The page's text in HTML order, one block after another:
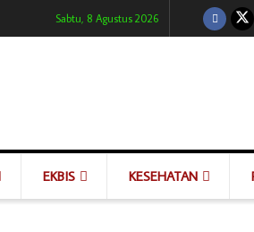
Sabtu, 8 Agustus 2026
EKBIS KESEHATAN